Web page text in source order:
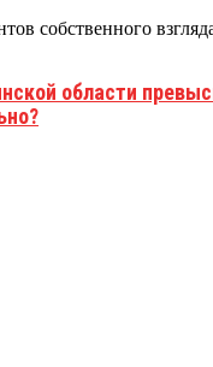
собственного
области